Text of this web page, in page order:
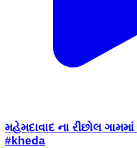
મહેમદાવાદ ના રીંછોલ
#kheda